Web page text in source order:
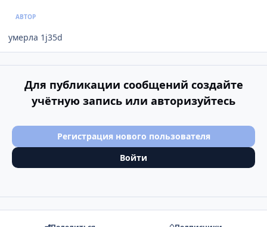
АВТОР
умерла 1j35d
Для публикации сообщений создайте
учётную запись или авторизуйтесь
Регистрация нового пользователя
Войти